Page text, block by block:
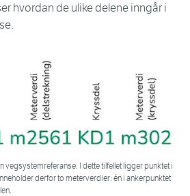
hvordan de ulike delene inngår i
vegsystemreferanse. I dette tilfellet ligger punktet i
derfor to meterverdier: én i ankerpunktet